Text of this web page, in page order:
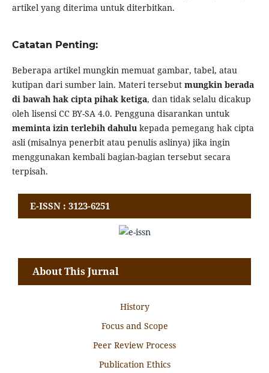
artikel yang diterima untuk diterbitkan.
Catatan Penting:
Beberapa artikel mungkin memuat gambar, tabel, atau
kutipan dari sumber lain. Materi tersebut mungkin berada
di bawah hak cipta pihak ketiga, dan tidak selalu dicakup
oleh lisensi CC BY-SA 4.0. Pengguna disarankan untuk
meminta izin terlebih dahulukepada pemegang hak cipta
asli (misalnya penerbit atau penulis aslinya) jika ingin
menggunakan kembali bagian-bagian tersebut secara
terpisah.
E-ISSN : 3123-6251
About This Jurnal
History
Focus and Scope
Peer Review Process
Publication Ethics